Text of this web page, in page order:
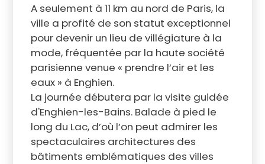
A seulement à 11 km au nord de Paris, la
ville a profité de son statut exceptionnel
pour devenir un lieu de villégiature à la
mode, fréquentée par la haute société
parisienne venue « prendre l’air et les
eaux » à Enghien.
La journée débutera par la visite guidée
d'Enghien-les-Bains. Balade à pied le
long du Lac, d’où l’on peut admirer les
spectaculaires architectures des
bâtiments emblématiques des villes